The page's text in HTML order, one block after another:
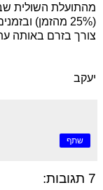
מהתועלת השולית
(25% מהזמן)
צורך בזרם באותה
יעקב
שתף
7 תגובות: